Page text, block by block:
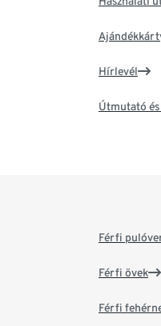
Hírlevél
Útmutató
Férfi
Férfi övek
Férfi